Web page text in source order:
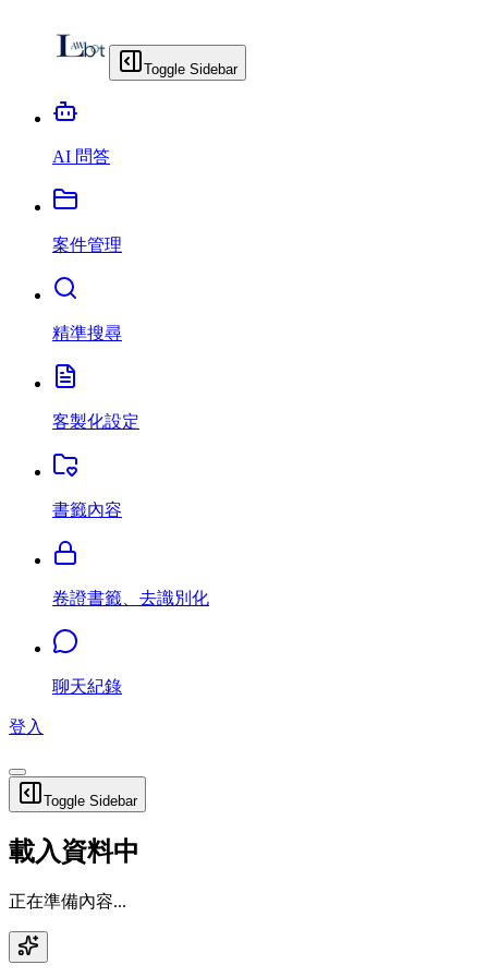
Toggle Sidebar
AI 問答
案件管理
精準搜尋
客製化設定
書籤內容
卷證書籤、去識別化
聊天紀錄
登入
Toggle Sidebar
載入資料中
正在準備內容...